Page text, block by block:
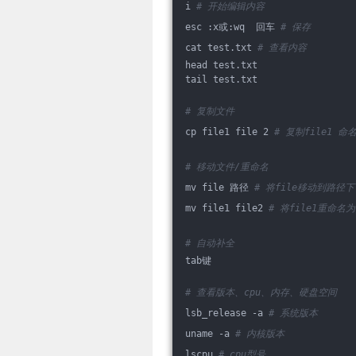
i # 开始编辑内容
esc :x或:wq  回车 # 保存
cat test.txt # 查看内容
head test.txt
tail test.txt
# 复制文件
cp file1 file 2 # 复制file1 命
# 移动文件/重命名
mv file 路径 # 将file移动到路径下
mv file1 file2 # 将file1重命名
# 自动补全
tab键
# 查看版本、cpu、内存、硬盘空间
lsb_release -a # 系统版本
uname -a # 内核版本